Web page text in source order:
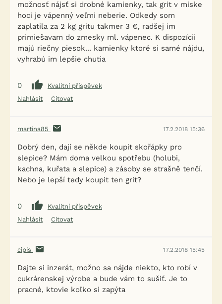
možnosť nájsť si drobné kamienky, tak grit v miske
hoci je vápenný veľmi neberie. Odkedy som
zaplatila za 2 kg gritu takmer 3 €, radšej im
primiešavam do zmesky ml. vápenec. K dispozícii
majú riečny piesok... kamienky ktoré si samé nájdu,
vyhrabú im lepšie chutia
0
Kvalitní příspěvek
Nahlásit
Citovat
martina85 17.2.2018 15:36
Dobrý den, dají se někde koupit skořápky pro
slepice? Mám doma velkou spotřebu (holubi,
kachna, kuřata a slepice) a zásoby se strašně tenčí.
Nebo je lepší tedy koupit ten grit?
0
Kvalitní příspěvek
Nahlásit
Citovat
cipis 17.2.2018 15:45
Dajte si inzerát, možno sa nájde niekto, kto robí v
cukrárenskej výrobe a bude vám to sušiť. Je to
pracné, ktovie koľko si zapýta